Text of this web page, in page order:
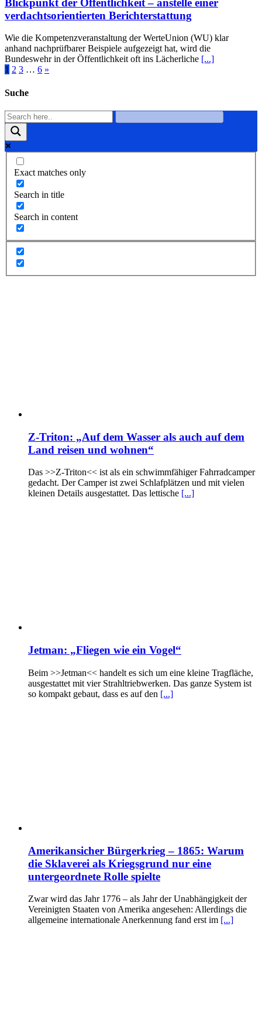
verdachtsorientierten Berichterstattung
Wie die Kompetenzveranstaltung der WerteUnion (WU) klar
anhand nachprüfbarer Beispiele aufgezeigt hat, wird die
Bundeswehr in der Öffentlichkeit oft ins Lächerliche [...]
1 2 3 … 6 »
Suche
Exact matches only
Search in title
Search in content
Z-Triton: „Auf dem Wasser als auch auf dem
Land reisen und wohnen“
Das >>Z-Triton<< ist als ein schwimmfähiger Fahrradcamper
gedacht. Der Camper ist zwei Schlafplätzen und mit vielen
kleinen Details ausgestattet. Das lettische [...]
Jetman: „Fliegen wie ein Vogel“
Beim >>Jetman<< handelt es sich um eine kleine Tragfläche,
ausgestattet mit vier Strahltriebwerken. Das ganze System ist
so kompakt gebaut, dass es auf den [...]
Amerikansicher Bürgerkrieg – 1865: Warum
die Sklaverei als Kriegsgrund nur eine
untergeordnete Rolle spielte
Zwar wird das Jahr 1776 – als Jahr der Unabhängigkeit der
Vereinigten Staaten von Amerika angesehen: Allerdings die
allgemeine internationale Anerkennung fand erst im [...]